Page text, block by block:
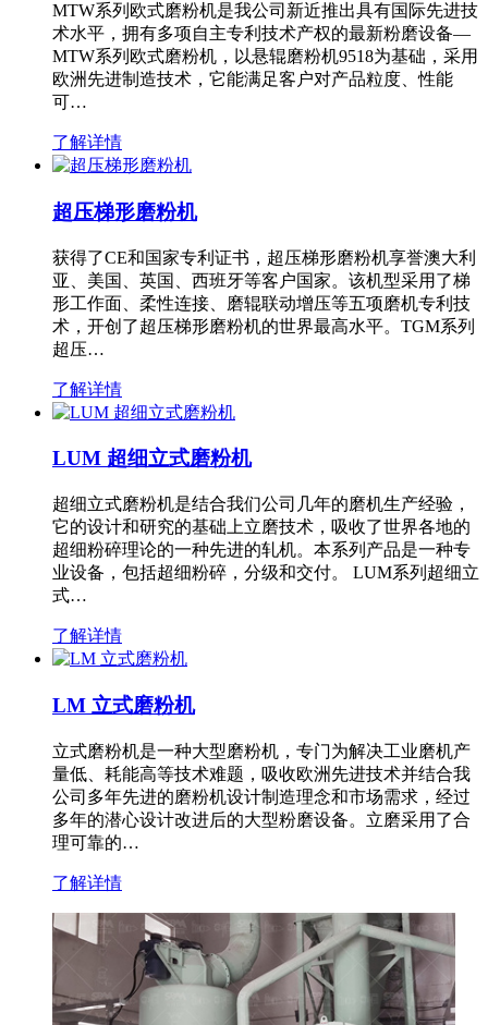
MTW系列欧式磨粉机是我公司新近推出具有国际先进技
术水平，拥有多项自主专利技术产权的最新粉磨设备—
MTW系列欧式磨粉机，以悬辊磨粉机9518为基础，采用
欧洲先进制造技术，它能满足客户对产品粒度、性能
可…
了解详情
超压梯形磨粉机
获得了CE和国家专利证书，超压梯形磨粉机享誉澳大利
亚、美国、英国、西班牙等客户国家。该机型采用了梯
形工作面、柔性连接、磨辊联动增压等五项磨机专利技
术，开创了超压梯形磨粉机的世界最高水平。TGM系列
超压…
了解详情
LUM 超细立式磨粉机
超细立式磨粉机是结合我们公司几年的磨机生产经验，
它的设计和研究的基础上立磨技术，吸收了世界各地的
超细粉碎理论的一种先进的轧机。本系列产品是一种专
业设备，包括超细粉碎，分级和交付。 LUM系列超细立
式…
了解详情
LM 立式磨粉机
立式磨粉机是一种大型磨粉机，专门为解决工业磨机产
量低、耗能高等技术难题，吸收欧洲先进技术并结合我
公司多年先进的磨粉机设计制造理念和市场需求，经过
多年的潜心设计改进后的大型粉磨设备。立磨采用了合
理可靠的…
了解详情